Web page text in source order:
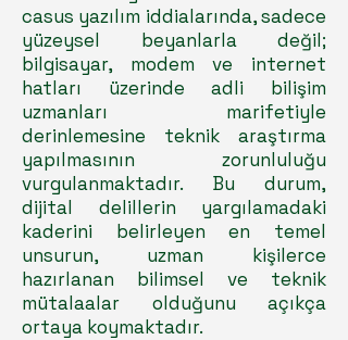
casus yazılım iddialarında, sadece
yüzeysel beyanlarla değil;
bilgisayar, modem ve internet
hatları üzerinde adli bilişim
uzmanları marifetiyle
derinlemesine teknik araştırma
yapılmasının zorunluluğu
vurgulanmaktadır. Bu durum,
dijital delillerin yargılamadaki
kaderini belirleyen en temel
unsurun, uzman kişilerce
hazırlanan bilimsel ve teknik
mütalaalar olduğunu açıkça
ortaya koymaktadır.